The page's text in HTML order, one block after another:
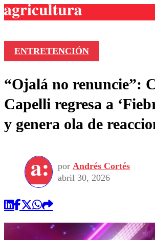
Frecuencias
Agricultura TV
Deportes
Colo Colo
Seleccion Chilena
Torneo Internacional
Universidad de Chile
Entretención
Economía
Internacional
Sustentabilidad
Publicaciones en medios
Opinión
ENTRETENCIÓN
“Ojalá no renuncie”:
Capelli regresa a
y genera ola de
por Andrés Cortés
abril 30, 2026